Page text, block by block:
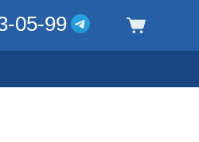
05-99